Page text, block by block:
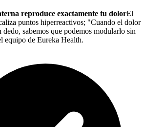
reproduce exactamente tu dolorEl
puntos hiperreactivos; "Cuando el dolor
dedo, sabemos que podemos modularlo sin
equipo de Eureka Health.